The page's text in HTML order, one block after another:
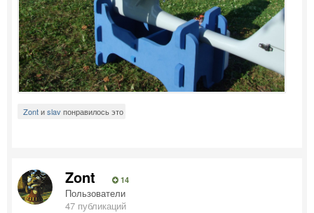
Zontиslavпонравилось это
Zont 14
Пользователи
47 публикаций